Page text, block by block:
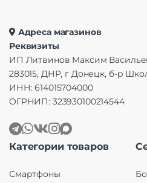
Адреса магазинов
Реквизиты
ИП Литвинов Максим
283015, ДНР, г Донецк, б-р
ИНН: 614015704000
ОГРНИП: 323930100214544
Категории товаров
Смартфоны